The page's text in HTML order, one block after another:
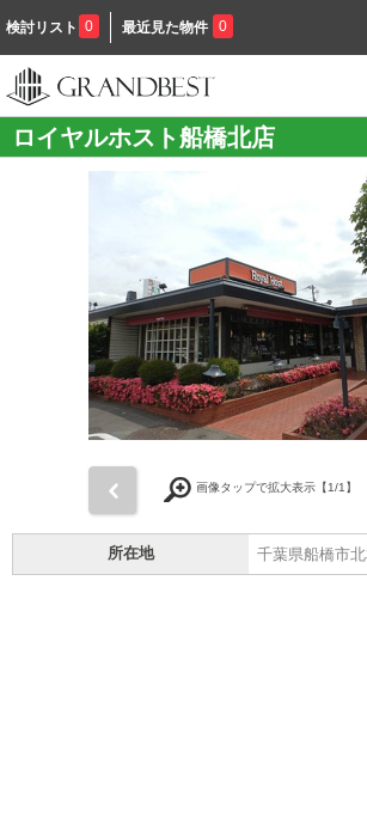
検討リスト 0 最近見た物件 0
ロイヤルホスト船橋北店
画像タップで拡大表示【1/1】
所在地 千葉県船橋市